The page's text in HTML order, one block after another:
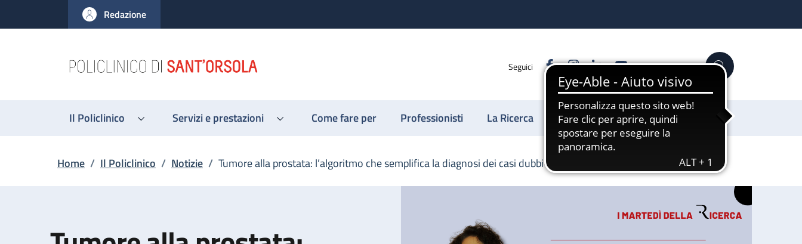
al contenuto principale
to footer content
Redazione
Seguici FacebookInstagram
LinkedinYouTube Cerca
Il Policlinico Servizi e prestazioni Come fare per Professionisti La Ricerca Sostienici
Briciole di pane
Home / Il Policlinico / Notizie / Tumore alla prostata: l’algoritmo che semplifica la diagnosi dei casi dubbi